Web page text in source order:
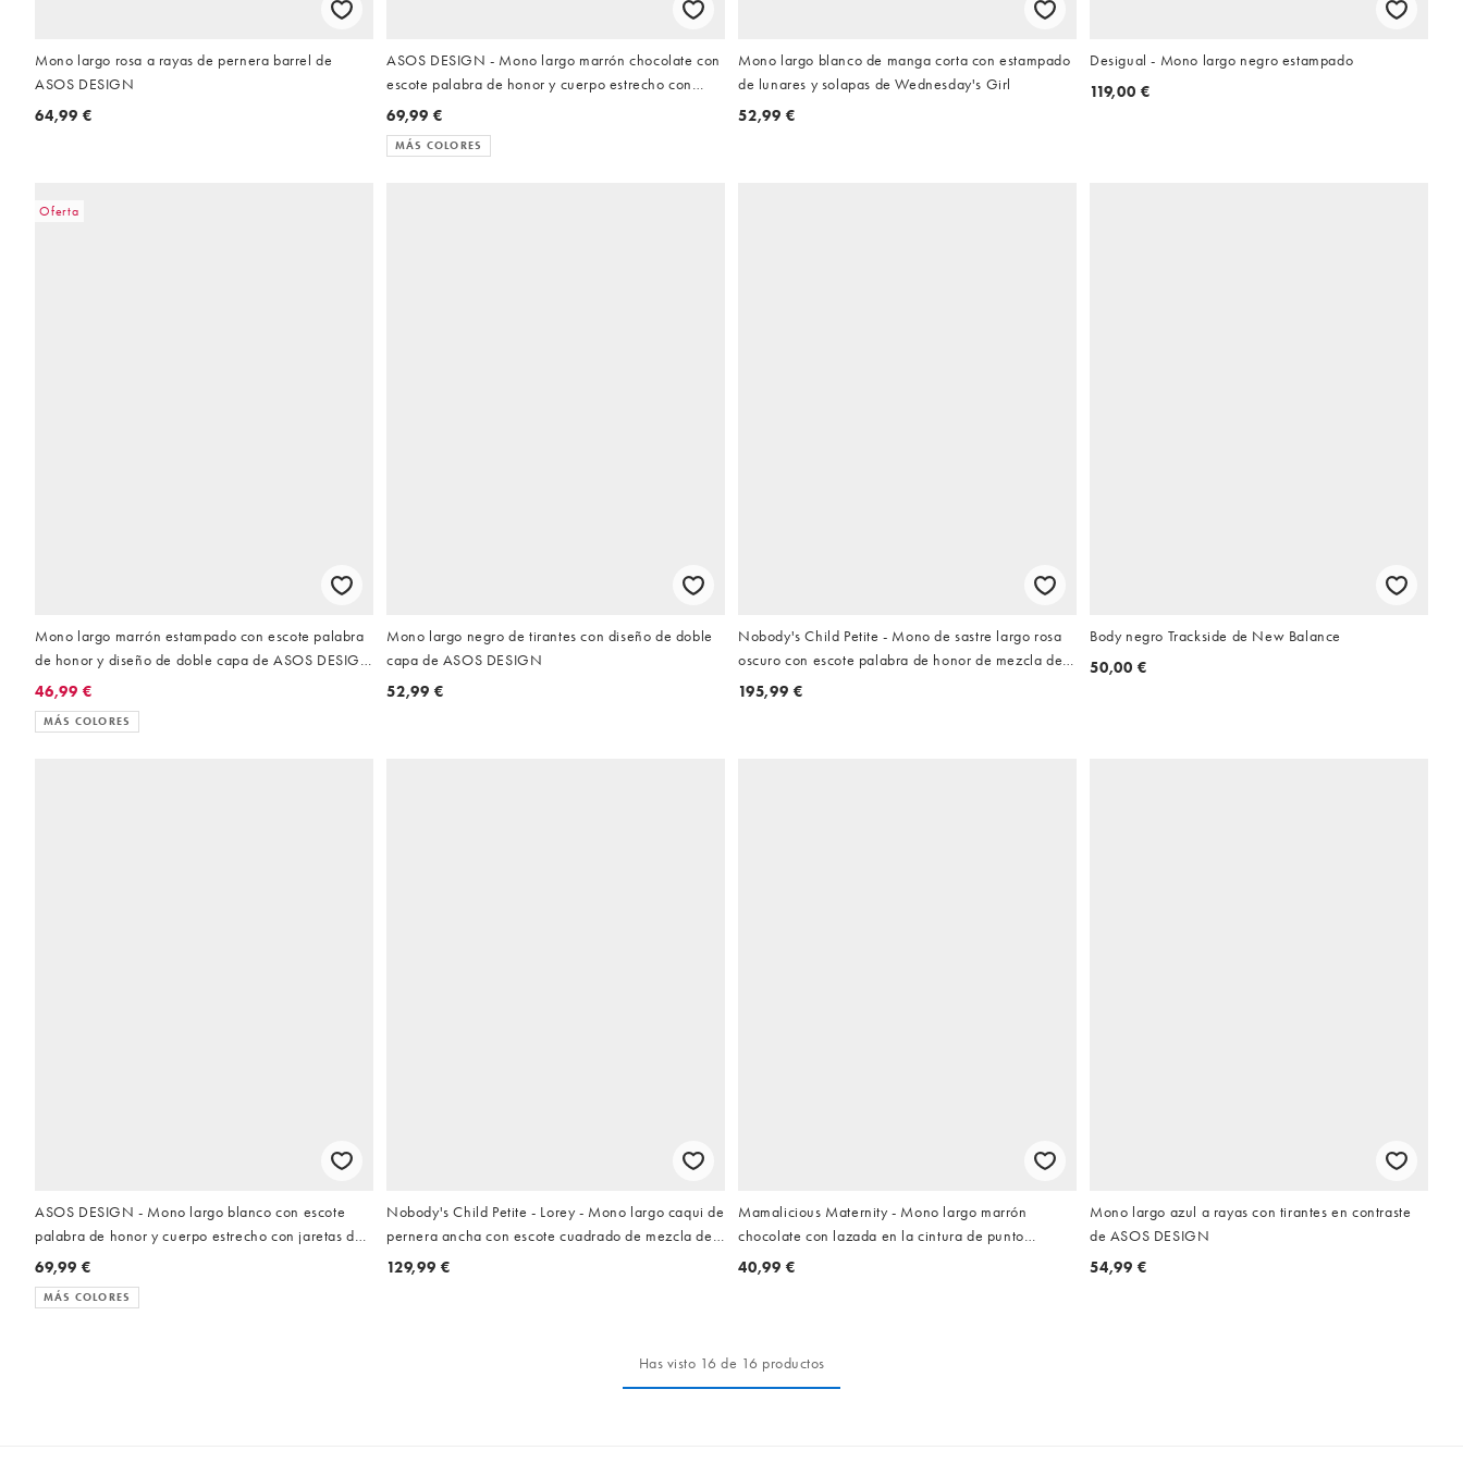
Mono largo rosa a rayas de pernera barrel de
ASOS DESIGN
64,99 €
ASOS DESIGN - Mono largo marrón chocolate con
escote palabra de honor y cuerpo estrecho con
jaretas de lino y algodón
69,99 €
MÁS COLORES
Mono largo blanco de manga corta con estampado
de lunares y solapas de Wednesday's Girl
52,99 €
Desigual - Mono largo negro estampado
119,00 €
Oferta
Mono largo marrón estampado con escote palabra
de honor y diseño de doble capa de ASOS DESIGN
Curve
46,99 €
MÁS COLORES
Mono largo negro de tirantes con diseño de doble
capa de ASOS DESIGN
52,99 €
Nobody's Child Petite - Mono de sastre largo rosa
oscuro con escote palabra de honor de mezcla de
lino Rory
195,99 €
Body negro Trackside de New Balance
50,00 €
ASOS DESIGN - Mono largo blanco con escote
palabra de honor y cuerpo estrecho con jaretas de
lino y algodón
69,99 €
MÁS COLORES
Nobody's Child Petite - Lorey - Mono largo caqui de
pernera ancha con escote cuadrado de mezcla de
lino
129,99 €
Mamalicious Maternity - Mono largo marrón
chocolate con lazada en la cintura de punto
texturizado
40,99 €
Mono largo azul a rayas con tirantes en contraste
de ASOS DESIGN
54,99 €
Has visto 16 de 16 productos